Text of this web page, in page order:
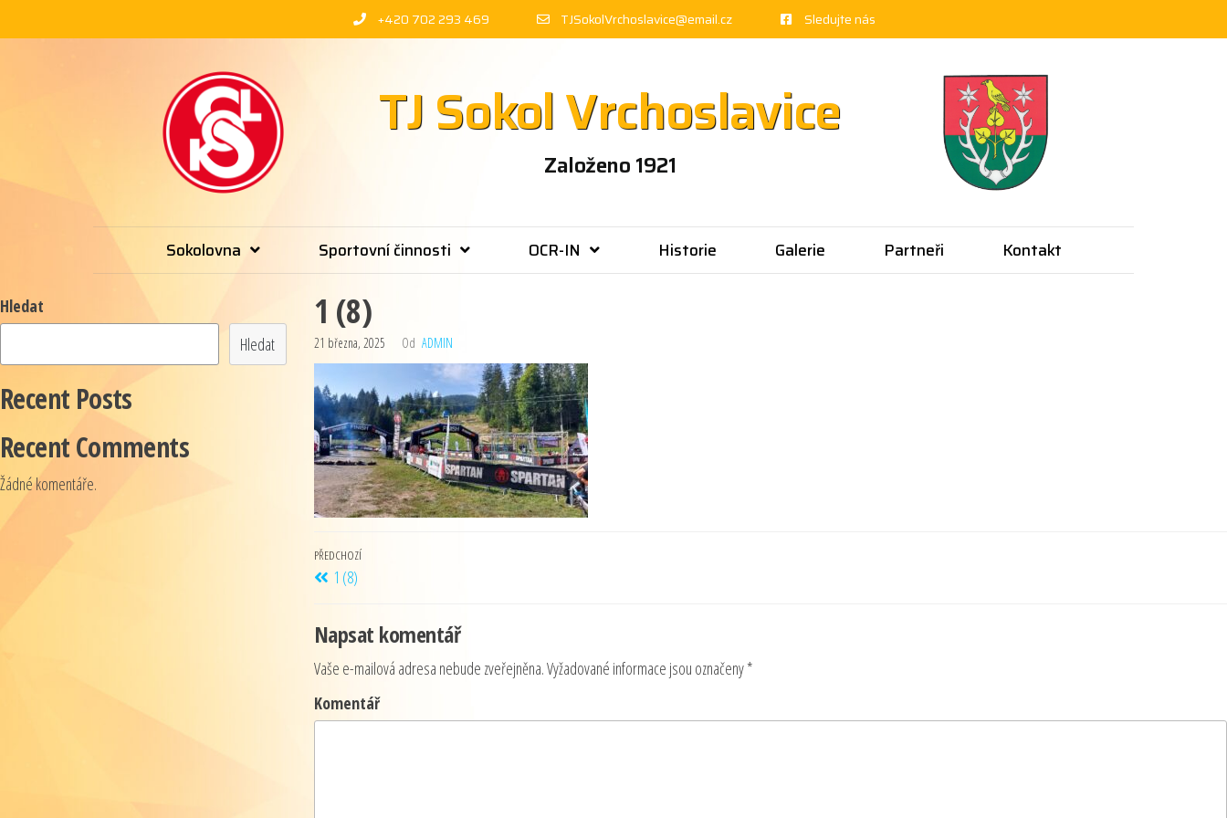
+420 702 293 469 TJSokolVrchoslavice@email.cz Sledujte nás
TJ Sokol Vrchoslavice
Založeno 1921
Sokolovna Sportovní činnosti OCR-IN Historie Galerie Partneři Kontakt
1 (8)
21 března, 2025 Od ADMIN
PŘEDCHOZÍ
1 (8)
Napsat komentář
Vaše e-mailová adresa nebude zveřejněna.Vyžadované informace jsou označeny*
Komentář
Hledat
Hledat
Recent Posts
Recent Comments
Žádné komentáře.